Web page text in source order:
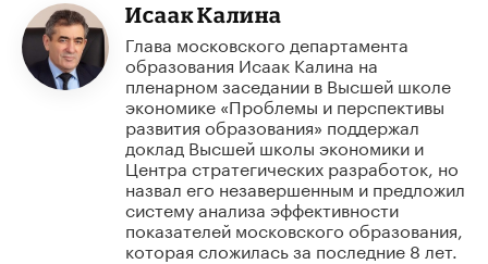
Исаак Калина
Глава московского департамента
образования Исаак Калина на
пленарном заседании в Высшей школе
экономике «Проблемы и перспективы
развития образования» поддержал
доклад Высшей школы экономики и
Центра стратегических разработок, но
назвал его незавершенным и предложил
систему анализа эффективности
показателей московского образования,
которая сложилась за последние 8 лет.